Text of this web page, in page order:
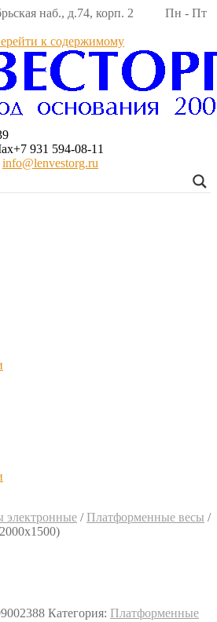
наб., д.74, корп. 2 Пн - Пт
к содержимому
+7 931 594-08-11
info@lenvestorg.ru
электронные / Платформенные весы /
Категория: Платформенные